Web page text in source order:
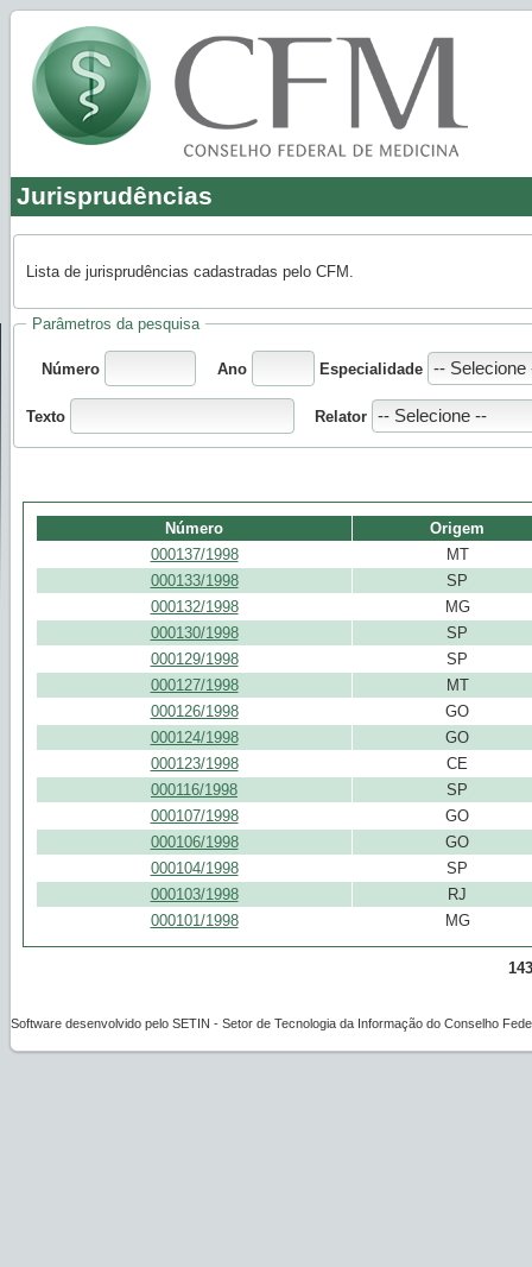
Jurisprudências
Lista de jurisprudências cadastradas pelo CFM.
Parâmetros da pesquisa
Número Ano Especialidade
Texto Relator
Número
Origem
000137/1998
MT
000133/1998
SP
000132/1998
MG
000130/1998
SP
000129/1998
SP
000127/1998
MT
000126/1998
GO
000124/1998
GO
000123/1998
CE
000116/1998
SP
000107/1998
GO
000106/1998
GO
000104/1998
SP
000103/1998
RJ
000101/1998
MG
Software desenvolvido pelo SETIN - Setor de Tecnologia da Informação do Conselho